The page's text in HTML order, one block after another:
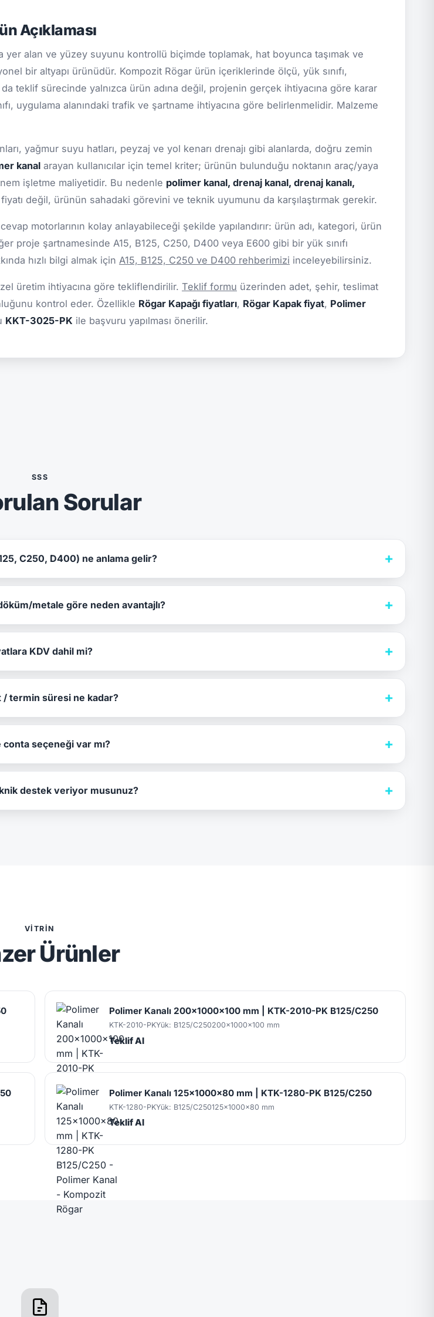
Açıklaması
yer alan ve yüzey suyunu kontrollü biçimde toplamak, hat boyunca taşımak ve
bir altyapı ürünüdür. Kompozit Rögar ürün içeriklerinde ölçü, yük sınıfı,
teklif sürecinde yalnızca ürün adına değil, projenin gerçek ihtiyacına göre karar
uygulama alanındaki trafik ve şartname ihtiyacına göre belirlenmelidir. Malzeme
yağmur suyu hatları, peyzaj ve yol kenarı drenajı gibi alanlarda, doğru zemin
kanal arayan kullanıcılar için temel kriter; ürünün bulunduğu noktanın araç/yaya
işletme maliyetidir. Bu nedenle polimer kanal, drenaj kanal, drenaj kanalı,
fiyatı değil, ürünün sahadaki görevini ve teknik uyumunu da karşılaştırmak gerekir.
motorlarının kolay anlayabileceği şekilde yapılandırır: ürün adı, kategori, ürün
proje şartnamesinde A15, B125, C250, D400 veya E600 gibi bir yük sınıfı
hızlı bilgi almak için A15, B125, C250 ve D400 rehberimizi inceleyebilirsiniz.
üretim ihtiyacına göre tekliflendirilir. Teklif formu üzerinden adet, şehir, teslimat
kontrol eder. Özellikle Rögar Kapağı fiyatları, Rögar Kapak fiyat, Polimer
KKT-3025-PK ile başvuru yapılması önerilir.
SSS
Sorular
C250, D400) ne anlama gelir? +
metale göre neden avantajlı? +
KDV dahil mi? +
/ termin süresi ne kadar? +
conta seçeneği var mı? +
destek veriyor musunuz? +
VITRIN
Ürünler
Polimer Kanalı 200x1000x100 mm | KTK-2010-PK B125/C250
KTK-2010-PKYük: B125/C250200x1000x100 mm
Teklif Al
Polimer Kanalı 125x1000x80 mm | KTK-1280-PK B125/C250
KTK-1280-PKYük: B125/C250125x1000x80 mm
Teklif Al